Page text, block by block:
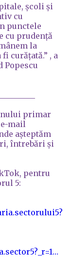
școli și
cu
punctele
cu prudență
la
curățată.” , a
Popescu
primar
e-mail
așteptăm
întrebări și
pentru
5: